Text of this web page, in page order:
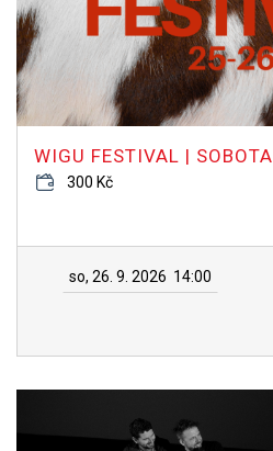
WIGU FESTIVAL | SOBOTA
300 Kč
so, 26. 9. 2026 14:00